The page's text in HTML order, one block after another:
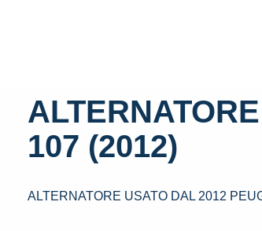
107 (2012)
ALTERNATORE USATO DAL 2012